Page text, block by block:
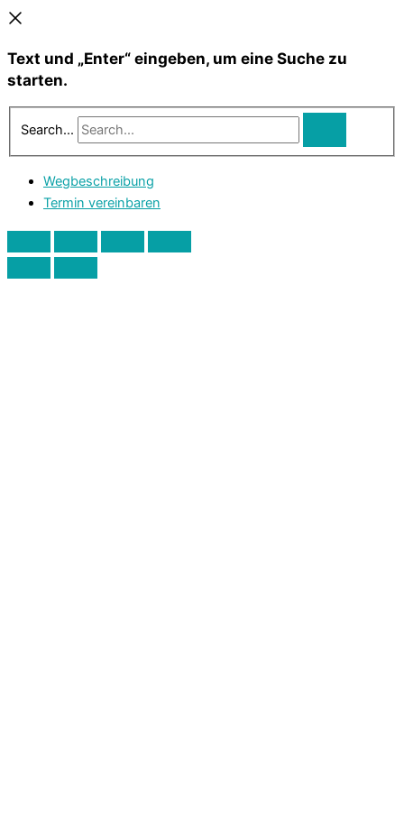
Text und „Enter“ eingeben, um eine Suche zu
starten.
Search...
Wegbeschreibung
Termin vereinbaren